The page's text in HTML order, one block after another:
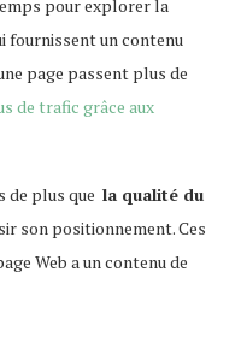
pour explorer la
fournissent un contenu
page passent plus de
de trafic grâce aux
de plus que la qualité du
son positionnement. Ces
Web a un contenu de